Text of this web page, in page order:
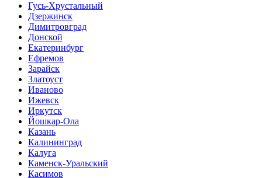
Гусь-Хрустальный
Дзержинск
Димитровград
Донской
Екатеринбург
Ефремов
Зарайск
Златоуст
Иваново
Ижевск
Иркутск
Йошкар-Ола
Казань
Калининград
Калуга
Каменск-Уральский
Касимов